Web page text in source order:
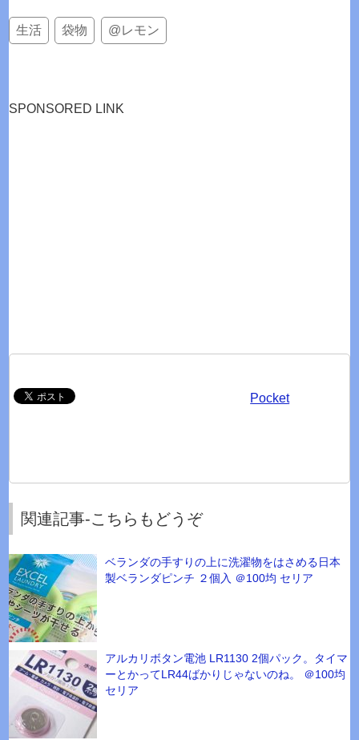
生活 袋物 @レモン
SPONSORED LINK
Pocket
関連記事-こちらもどうぞ
ベランダの手すりの上に洗濯物をはさめる日本
製ベランダピンチ ２個入 ＠100均 セリア
アルカリボタン電池 LR1130 2個パック。タイマ
ーとかってLR44ばかりじゃないのね。 ＠100均
セリア